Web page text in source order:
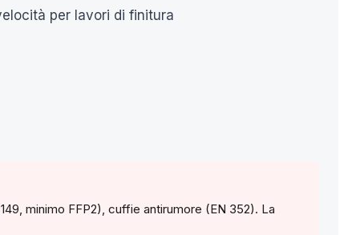
per lavori di finitura
minimo FFP2), cuffie antirumore (EN 352). La